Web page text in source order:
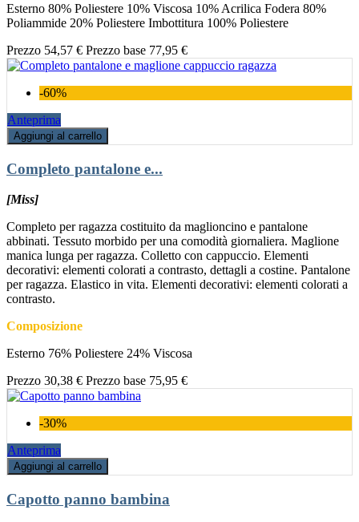
Esterno 80% Poliestere 10% Viscosa 10% Acrilica Fodera 80%
Poliammide 20% Poliestere Imbottitura 100% Poliestere
Prezzo 54,57 € Prezzo base 77,95 €
-60%
Anteprima
Aggiungi al carrello
Completo pantalone e...
[Miss]
Completo per ragazza costituito da maglioncino e pantalone
abbinati. Tessuto morbido per una comodità giornaliera. Maglione
manica lunga per ragazza. Colletto con cappuccio. Elementi
decorativi: elementi colorati a contrasto, dettagli a costine. Pantalone
per ragazza. Elastico in vita. Elementi decorativi: elementi colorati a
contrasto.
Composizione
Esterno 76% Poliestere 24% Viscosa
Prezzo 30,38 € Prezzo base 75,95 €
-30%
Anteprima
Aggiungi al carrello
Capotto panno bambina